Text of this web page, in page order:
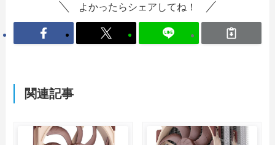
よかったらシェアしてね！
関連記事